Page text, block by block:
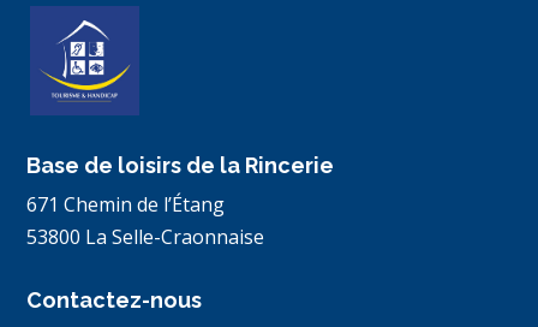
Base de loisirs de la Rincerie
671 Chemin de l’Étang
53800 La Selle-Craonnaise
Contactez-nous